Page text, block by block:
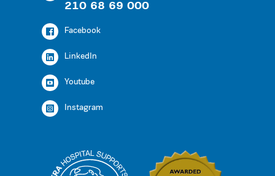
210 68 69 000
Facebook
LinkedIn
Youtube
Instagram